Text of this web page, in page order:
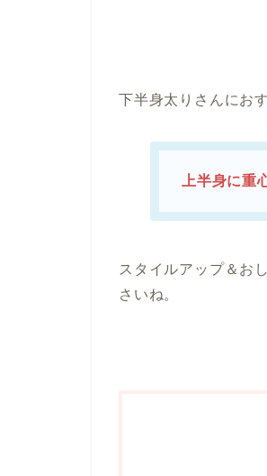
下半身太りさんにお
上半身に重
スタイルアップ＆お
さいね。